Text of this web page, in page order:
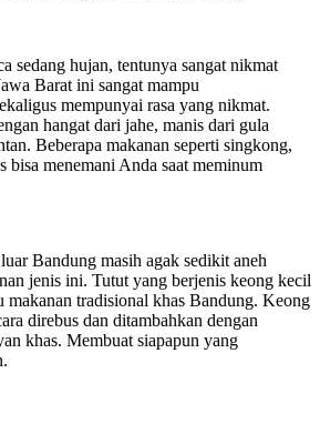
sedang hujan, tentunya sangat nikmat
Barat ini sangat mampu
mempunyai rasa yang nikmat.
hangat dari jahe, manis dari gula
Beberapa makanan seperti singkong,
bisa menemani Anda saat meminum
Bandung masih agak sedikit aneh
jenis ini. Tutut yang berjenis keong kecil
makanan tradisional khas Bandung. Keong
direbus dan ditambahkan dengan
khas. Membuat siapapun yang